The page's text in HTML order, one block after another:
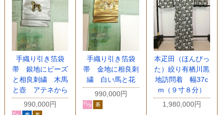
手織り引き箔袋
帯 銀地にビーズ
と相良刺繍 木馬
と壺 アテネから
990,000円
手織り引き箔袋
帯 金地に相良刺
繍 白い馬と花
990,000円
本疋田（ほんびっ
た）絞り有栖川黒
地訪問着 幅37c
m（９寸８分）
1,980,000円